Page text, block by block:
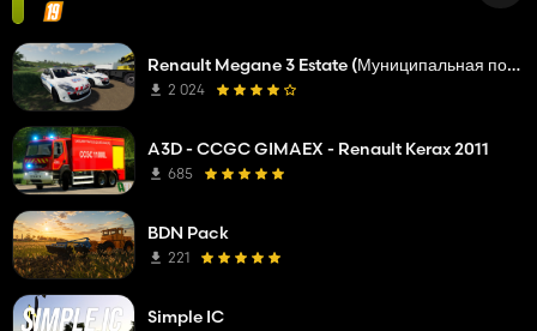
Renault Megane 3 Estate (Муниципальная полиция)
2 024
A3D - CCGC GIMAEX - Renault Kerax 2011
685
BDN Pack
221
Simple IC